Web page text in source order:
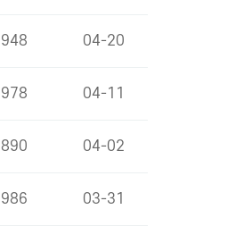
948 04-20
978 04-11
890 04-02
986 03-31